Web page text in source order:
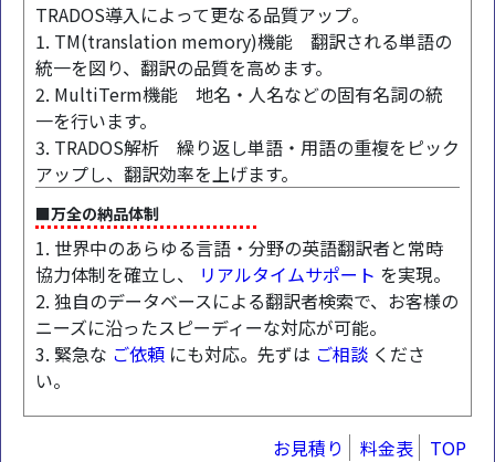
TRADOS導入によって更なる品質アップ。
1. TM(translation memory)機能 翻訳される単語の
統一を図り、翻訳の品質を高めます。
2. MultiTerm機能 地名・人名などの固有名詞の統
一を行います。
3. TRADOS解析 繰り返し単語・用語の重複をピック
アップし、翻訳効率を上げます。
■万全の納品体制
1. 世界中のあらゆる言語・分野の英語翻訳者と常時
協力体制を確立し、
リアルタイムサポート を実現。
2. 独自のデータベースによる翻訳者検索で、お客様の
ニーズに沿ったスピーディーな対応が可能。
3. 緊急な ご依頼 にも対応。先ずは ご相談 くださ
い。
お見積り 料金表 TOP